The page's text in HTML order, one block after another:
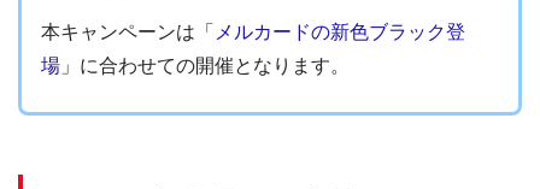
本キャンペーンは「 メルカードの新色ブラック登
場 」に合わせての開催となります。